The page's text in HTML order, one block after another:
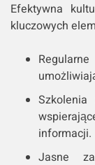
Efektywna
kluczowych
informacji.
Jasne